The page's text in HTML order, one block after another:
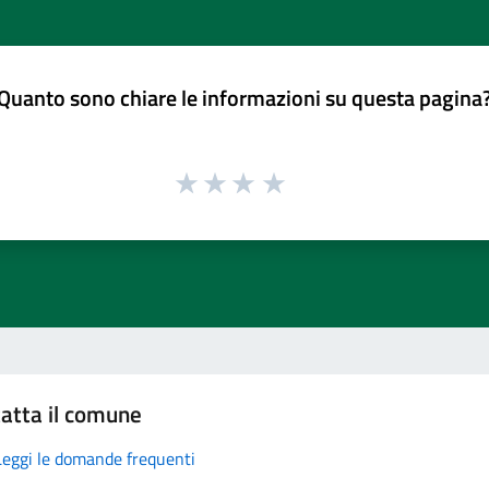
sono chiare le informazioni su questa
il comune
le domande frequenti